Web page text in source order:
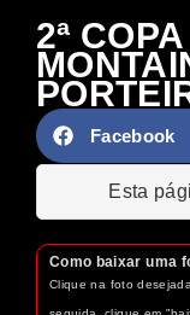
2ª
Facebook
Esta
Como baixar uma
Clique na foto